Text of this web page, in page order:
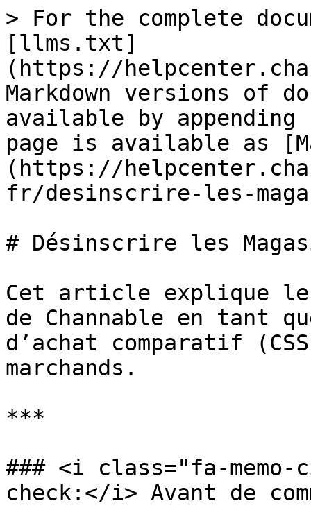
> For the complete
[llms.txt]
(https://
Markdown versions of
available by
page is available as
(https://
fr/desinscrire-les-
# Désinscrire les
Cet article explique le
de Channable en tant
d’achat comparatif
marchands.
***
### <i class="fa-
check:</i> Avant de